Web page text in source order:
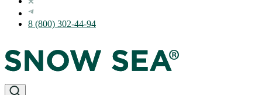
8 (800) 302-44-94